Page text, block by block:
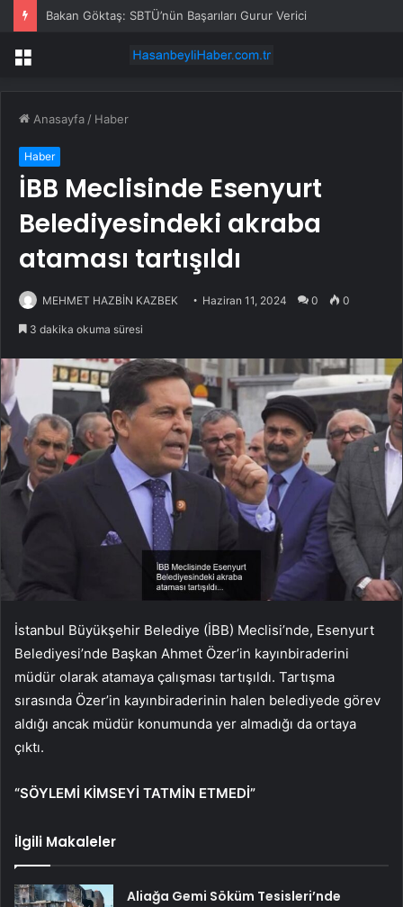
Bakan Göktaş: SBTÜ’nün Başarıları Gurur Verici
Menü
Anasayfa / Haber
Haber
İBB Meclisinde Esenyurt
Belediyesindeki akraba
ataması tartışıldı
MEHMET HAZBİN KAZBEK Haziran 11, 2024 0 0
3 dakika okuma süresi
İstanbul Büyükşehir Belediye (İBB) Meclisi’nde, Esenyurt
Belediyesi’nde Başkan Ahmet Özer’in kayınbiraderini
müdür olarak atamaya çalışması tartışıldı. Tartışma
sırasında Özer’in kayınbiraderinin halen belediyede görev
aldığı ancak müdür konumunda yer almadığı da ortaya
çıktı.
“SÖYLEMİ KİMSEYİ TATMİN ETMEDİ”
İlgili Makaleler
Aliağa Gemi Söküm Tesisleri’nde